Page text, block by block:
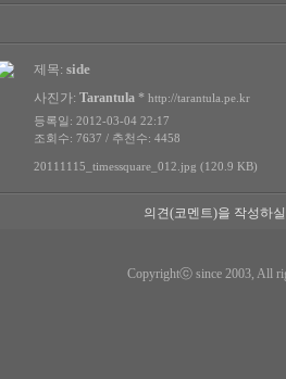
제목: side
사진가: Tarantula * http://tarantula.pe.kr
등록일: 2012-03-04 22:17
조회수: 7637 / 추천수: 4458
20111115_timessquare_012.jpg (120.9 KB)
의견(코멘트)을 작성하
Copyrightⓒ since 2003, All